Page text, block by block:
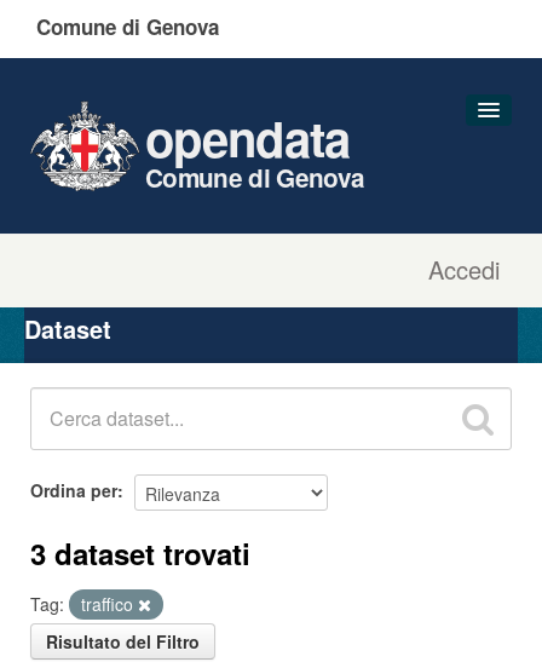
Comune di Genova
Accedi
opendata
Comune di Genova
Organizzazioni
Gruppi
Dataset
Ordina per
3 dataset trovati
Tag:
traffico
Risultato del Filtro